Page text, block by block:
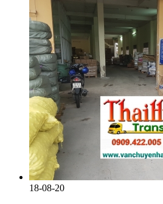
18-08-20